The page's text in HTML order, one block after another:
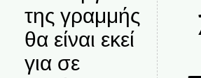
της γραμμής
θα είναι εκεί
για σε